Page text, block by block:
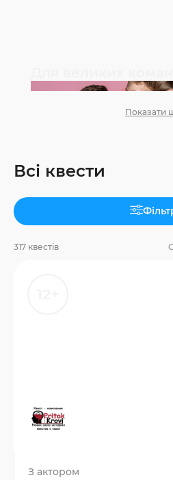
Показати
Всі квести
317 квестів
З актором